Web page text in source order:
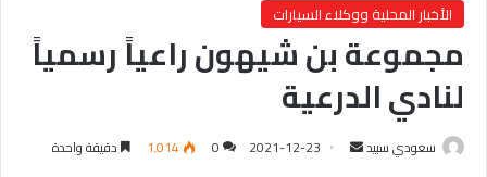
الأخبار المحلية ووكلاء السيارات
مجموعة بن شيهون راعياً رسمياً
لنادي الدرعية
سعودي سبيد 2021-12-23
0 1٬014 دقيقة واحدة